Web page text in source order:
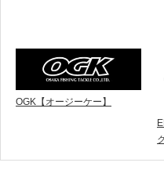
OGK【オージーケー】